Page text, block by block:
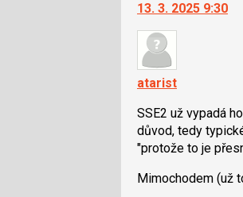
13. 3. 2025 9:30
atarist
SSE2 už vypadá
důvod, tedy
"protože to je
Mimochodem (už